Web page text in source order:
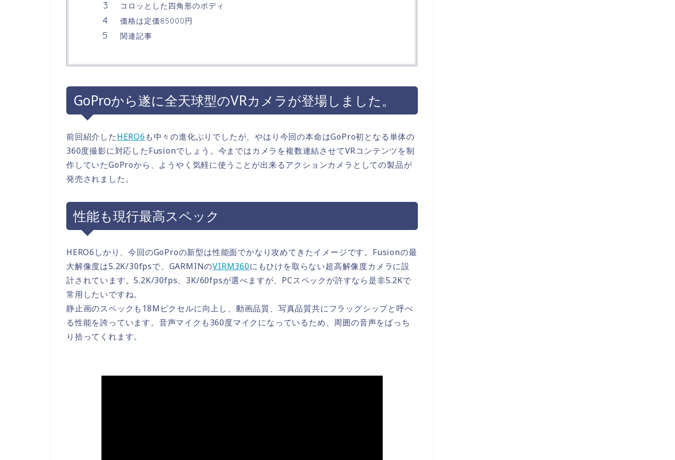
コロッとした四角形のボディ
価格は定価85000円
関連記事
GoProから遂に全天球型のVRカメラが登場しました。
前回紹介したHERO6 も中々の進化ぶりでしたが、やはり今回の本命はGoPro初となる単体の
360度撮影に対応したFusionでしょう。今まではカメラを複数連結させてVRコンテンツを制
作していたGoProから、ようやく気軽に使うことが出来るアクションカメラとしての製品が
発売されました。
性能も現行最高スペック
HERO6しかり、今回のGoProの新型は性能面でかなり攻めてきたイメージです。Fusionの最
大解像度は5.2K/30fpsで、GARMINのVIRM360にもひけを取らない超高解像度カメラに設
計されています。5.2K/30fps、3K/60fpsが選べますが、PCスペックが許すなら是非5.2Kで
常用したいですね。
静止画のスペックも18Mピクセルに向上し、動画品質、写真品質共にフラッグシップと呼べ
る性能を誇っています。音声マイクも360度マイクになっているため、周囲の音声をばっち
り拾ってくれます。